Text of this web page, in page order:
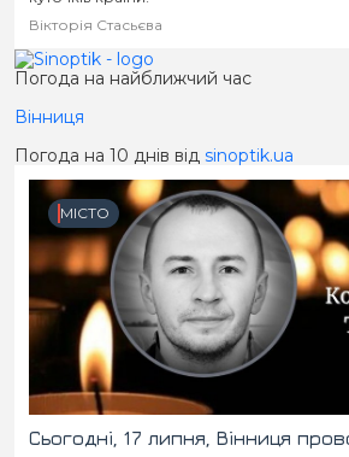
Вікторія Стасьєва
Погода на найближчий час
Вінниця
Погода на 10 днів від sinoptik.ua
МІСТО
Сьогодні, 17 липня, Вінниця